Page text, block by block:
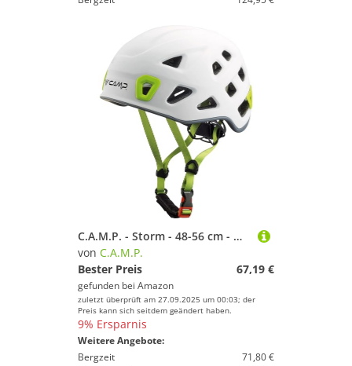
C.A.M.P. - Storm - 48-56 cm - Weiß
von C.A.M.P.
Bester Preis
67,19 €
gefunden bei Amazon
zuletzt überprüft am 27.09.2025 um 00:03; der
Preis kann sich seitdem geändert haben.
9% Ersparnis
Weitere Angebote:
Bergzeit
71,80 €